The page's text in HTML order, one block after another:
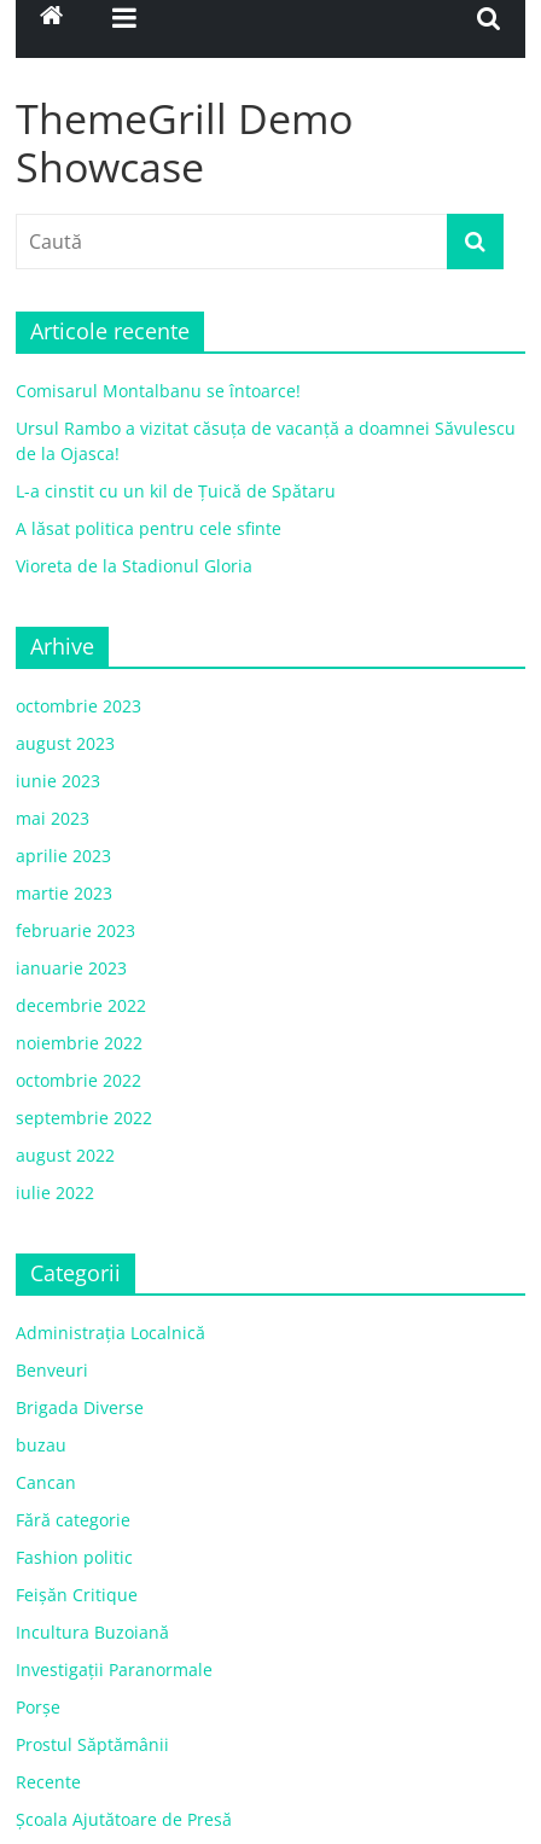
ThemeGrill Demo
Showcase
Articole recente
Comisarul Montalbanu se întoarce!
Ursul Rambo a vizitat căsuța de vacanță a doamnei Săvulescu
de la Ojasca!
L-a cinstit cu un kil de Țuică de Spătaru
A lăsat politica pentru cele sfinte
Vioreta de la Stadionul Gloria
Arhive
octombrie 2023
august 2023
iunie 2023
mai 2023
aprilie 2023
martie 2023
februarie 2023
ianuarie 2023
decembrie 2022
noiembrie 2022
octombrie 2022
septembrie 2022
august 2022
iulie 2022
Categorii
Administrația Localnică
Benveuri
Brigada Diverse
buzau
Cancan
Fără categorie
Fashion politic
Feișăn Critique
Incultura Buzoiană
Investigații Paranormale
Porșe
Prostul Săptămânii
Recente
Școala Ajutătoare de Presă